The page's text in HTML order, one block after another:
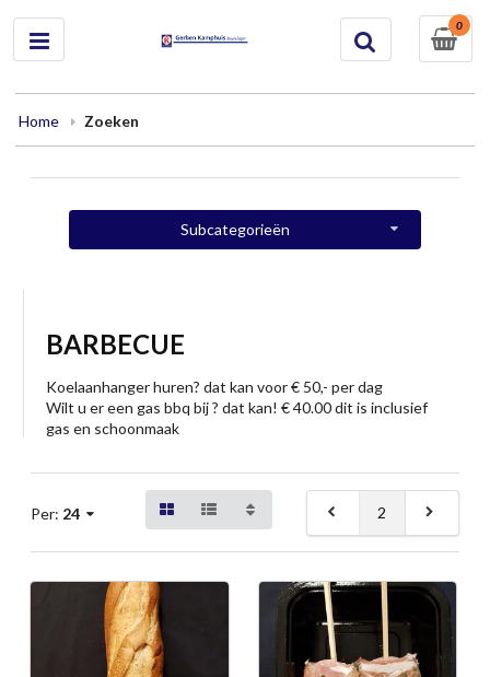
0
Home Zoeken
Subcategorieën
BARBECUE
Koelaanhanger huren? dat kan voor € 50,- per dag
Wilt u er een gas bbq bij ? dat kan! € 40.00 dit is inclusief
gas en schoonmaak
Per: 24 2